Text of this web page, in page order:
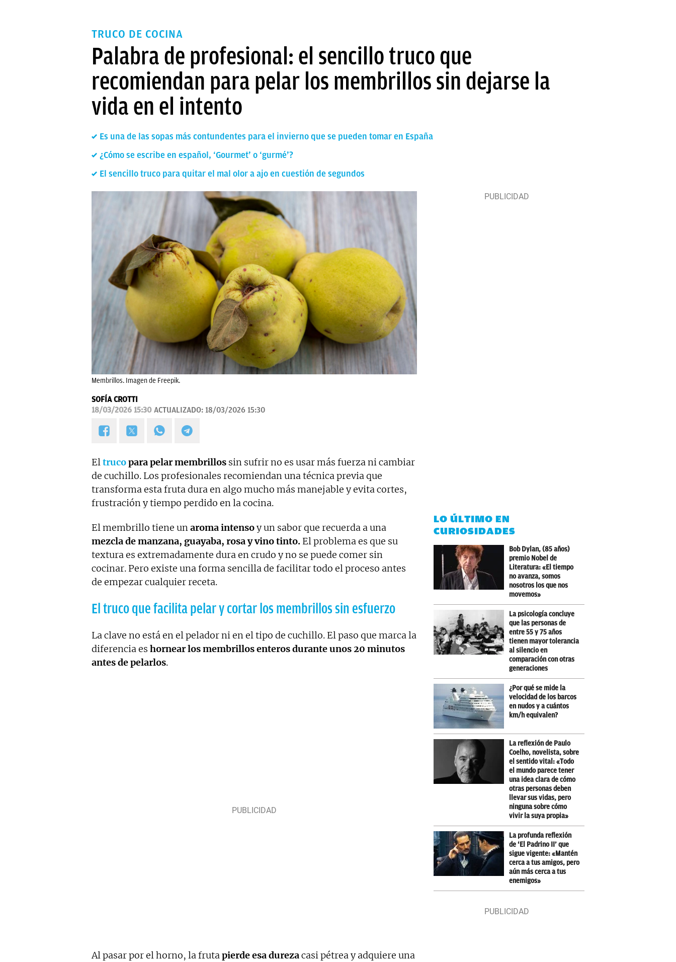
TRUCO DE COCINA
Palabra de profesional: el sencillo truco que
recomiendan para pelar los membrillos sin dejarse la
vida en el intento
Es una de las sopas más contundentes para el invierno que se pueden tomar en España
¿Cómo se escribe en español, ‘Gourmet’ o ‘gurmé’?
El sencillo truco para quitar el mal olor a ajo en cuestión de segundos
Membrillos. Imagen de Freepik.
SOFÍA CROTTI
18/03/2026 15:30 ACTUALIZADO: 18/03/2026 15:30
Eltrucopara pelar membrillos sin sufrir no es usar más fuerza ni cambiar
de cuchillo. Los profesionales recomiendan una técnica previa que
transforma esta fruta dura en algo mucho más manejable y evita cortes,
frustración y tiempo perdido en la cocina.
El membrillo tiene unaroma intensoy un sabor que recuerda a una
mezcla de manzana, guayaba, rosa y vino tinto. El problema es que su
textura es extremadamente dura en crudo y no se puede comer sin
cocinar. Pero existe una forma sencilla de facilitar todo el proceso antes
de empezar cualquier receta.
El truco que facilita pelar y cortar los membrillos sin esfuerzo
La clave no está en el pelador ni en el tipo de cuchillo. El paso que marca la
diferencia es hornear los membrillos enteros durante unos 20 minutos
antes de pelarlos.
Al pasar por el horno, la frutapierde esa durezacasi pétrea y adquiere una
LO ÚLTIMO EN
CURIOSIDADES
Bob Dylan, (85 años)
premio Nobel de
Literatura: «El tiempo
no avanza, somos
nosotros los que nos
movemos»
La psicología concluye
que las personas de
entre 55 y 75 años
tienen mayor tolerancia
al silencio en
comparación con otras
generaciones
¿Por qué se mide la
velocidad de los barcos
en nudos y a cuántos
km/h equivalen?
La reflexión de Paulo
Coelho, novelista, sobre
el sentido vital: «Todo
el mundo parece tener
una idea clara de cómo
otras personas deben
llevar sus vidas, pero
ninguna sobre cómo
vivir la suya propia»
La profunda reflexión
de ‘El Padrino II’ que
sigue vigente: «Mantén
cerca a tus amigos, pero
aún más cerca a tus
enemigos»